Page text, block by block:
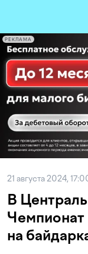
РЕКЛАМА
21 августа 2024,
В
Чемпионат
на